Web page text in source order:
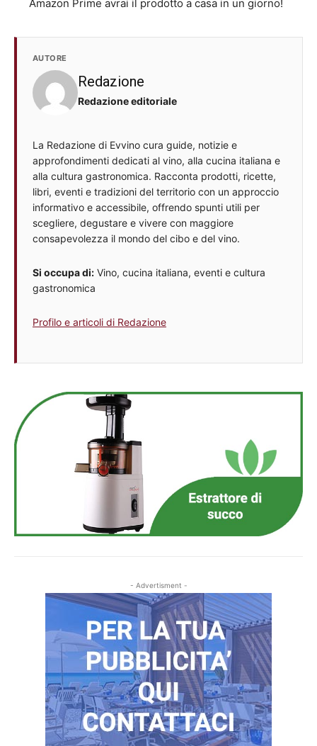
Amazon Prime avrai il prodotto a casa in un giorno!
AUTORE
Redazione
Redazione editoriale
La Redazione di Evvino cura guide, notizie e
approfondimenti dedicati al vino, alla cucina italiana e
alla cultura gastronomica. Racconta prodotti, ricette,
libri, eventi e tradizioni del territorio con un approccio
informativo e accessibile, offrendo spunti utili per
scegliere, degustare e vivere con maggiore
consapevolezza il mondo del cibo e del vino.
Si occupa di: Vino, cucina italiana, eventi e cultura
gastronomica
Profilo e articoli di Redazione
- Advertisment -